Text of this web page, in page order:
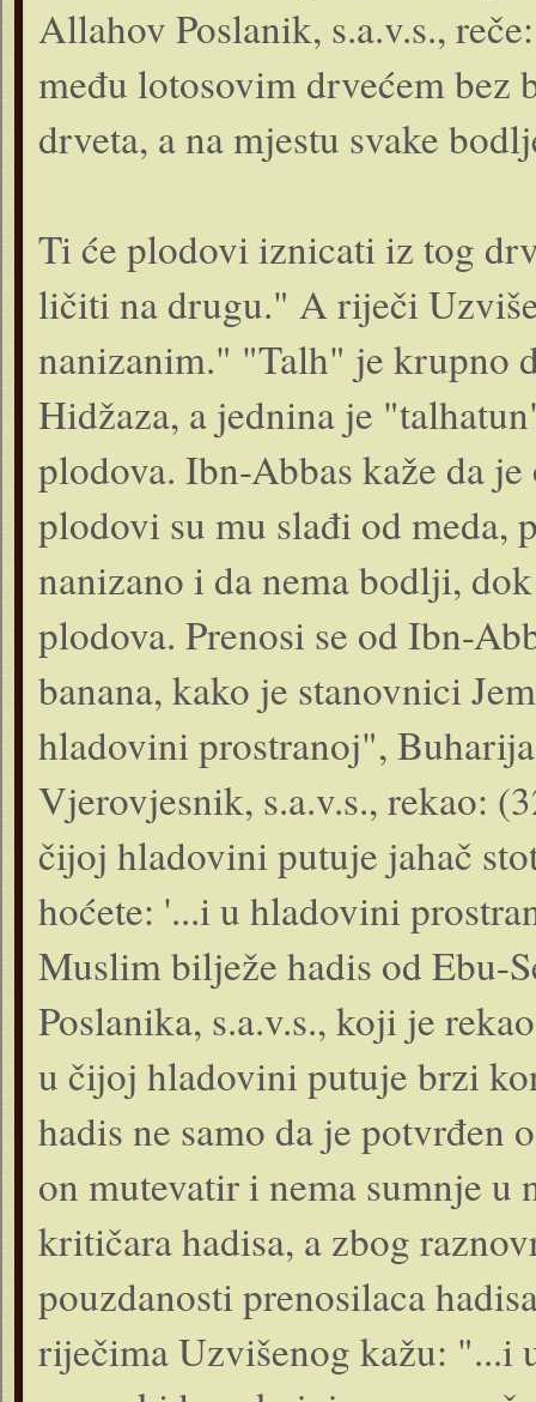
Allahov Poslanik, s.a.v.s.,
među lotosovim drvećem
drveta, a na mjestu svake
Ti će plodovi iznicati iz tog
ličiti na drugu." A riječi
nanizanim." "Talh" je krupno
Hidžaza, a jednina je
plodova. Ibn-Abbas kaže da
plodovi su mu slađi od meda,
nanizano i da nema bodlji,
plodova. Prenosi se od Ibn-
banana, kako je stanovnici
hladovini prostranoj",
Vjerovjesnik, s.a.v.s., rekao:
čijoj hladovini putuje jahač
hoćete: '...i u hladovini
Muslim bilježe hadis od Ebu-
Poslanika, s.a.v.s., koji je
u čijoj hladovini putuje brzi
hadis ne samo da je potvrđen
on mutevatir i nema sumnje
kritičara hadisa, a zbog
pouzdanosti prenosilaca
riječima Uzvišenog kažu: "...i